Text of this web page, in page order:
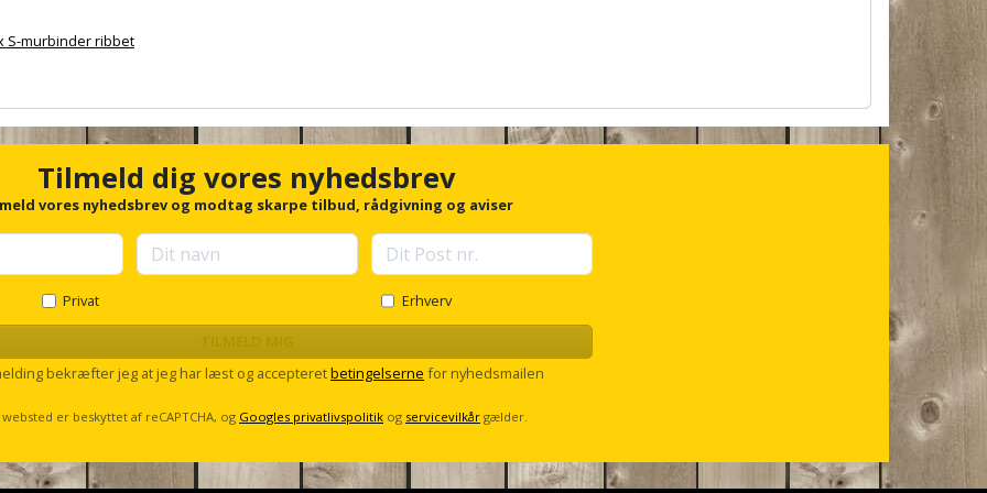
S-murbinder ribbet
Tilmeld dig vores nyhedsbrev
vores nyhedsbrev og modtag skarpe tilbud, rådgivning og aviser
Privat Erhverv
bekræfter jeg at jeg har læst og accepteretbetingelserne for nyhedsmailen
er beskyttet af reCAPTCHA, og Googles privatlivspolitik og servicevilkår gælder.